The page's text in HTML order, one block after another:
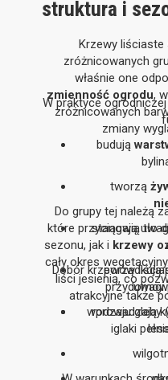
struktura i
Krzewy liściaste
zróżnicowanych
właśnie one
zmienność ogrodu,
zróżnicowanych
zmiany
W praktyce
budują
tworzą
stanowią tło
porządkują
wprowadzają
iglaki
Do grupy tej należą
które przyciągają
sezonu, jak i krzewy
cały okres
liści jesienią, co
atrakcyjne także
Dobór krzewów
uwagi
rodzaju gleby